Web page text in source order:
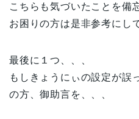
こちらも気づいたことを備
お困りの方は是非参考にし
最後に１つ、、、
もしきょうにぃの設定が誤
の方、御助言を、、、